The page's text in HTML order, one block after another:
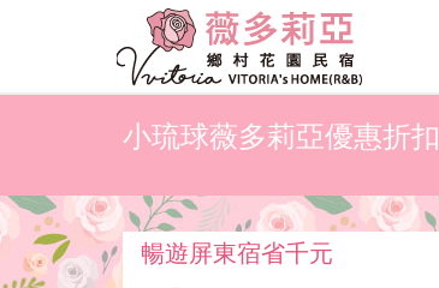
小琉球薇多莉亞優惠折扣
暢遊屏東宿省千元